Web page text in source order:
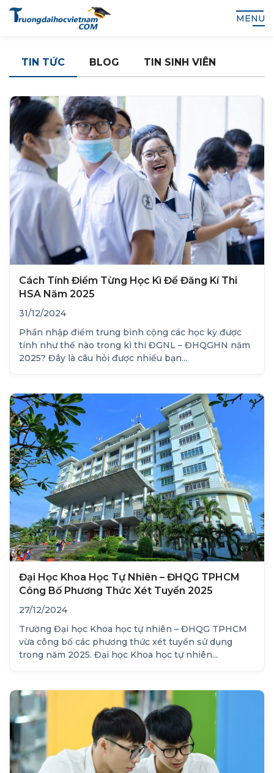
MENU
TIN TỨC BLOG TIN SINH VIÊN
Cách Tính Điểm Từng Học Kì Để Đăng Kí Thi
HSA Năm 2025
31/12/2024
Phần nhập điểm trung bình cộng các học kỳ được
tính như thế nào trong kì thi ĐGNL – ĐHQGHN năm
2025? Đây là câu hỏi được nhiều bạn...
Đại Học Khoa Học Tự Nhiên – ĐHQG TPHCM
Công Bố Phương Thức Xét Tuyển 2025
27/12/2024
Trường Đại học Khoa học tự nhiên – ĐHQG TPHCM
vừa công bố các phương thức xét tuyển sử dụng
trong năm 2025. Đại học Khoa học tự nhiên...